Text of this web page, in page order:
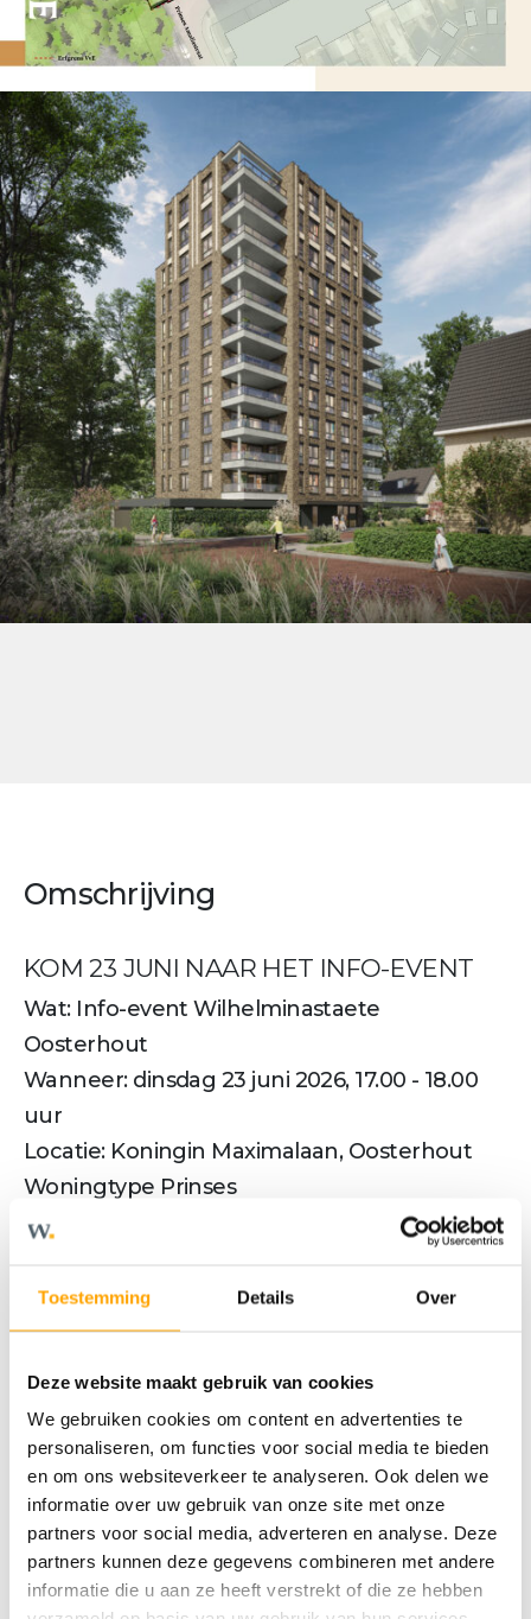
Toestemming Details Over
Deze website maakt gebruik van cookies
We gebruiken cookies om content en advertenties te
personaliseren, om functies voor social media te bieden
en om ons websiteverkeer te analyseren. Ook delen we
informatie over uw gebruik van onze site met onze
partners voor social media, adverteren en analyse. Deze
partners kunnen deze gegevens combineren met andere
informatie die u aan ze heeft verstrekt of die ze hebben
Omschrijving
KOM 23 JUNI NAAR HET INFO-EVENT
Wat: Info-event Wilhelminastaete
Oosterhout
Wanneer: dinsdag 23 juni 2026, 17.00 - 18.00
uur
Locatie: Koningin Maximalaan, Oosterhout
Woningtype Prinses
Bouwnummer 2
Kenmerken bouwnummer 2
- Twee comfortabele (slaap)kamers
- Royaal overdekt balkon met dubbele
deuren
- Keuken naar wens in te richten
- Inclusief keukencheque van € 7.500
- Separaat toilet met fontein
- Duurzaam verwarmen én verkoelen via